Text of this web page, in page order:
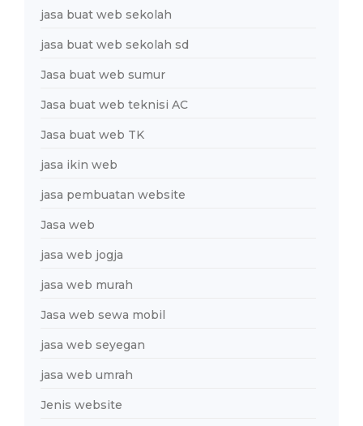
jasa buat web sekolah
jasa buat web sekolah sd
Jasa buat web sumur
Jasa buat web teknisi AC
Jasa buat web TK
jasa ikin web
jasa pembuatan website
Jasa web
jasa web jogja
jasa web murah
Jasa web sewa mobil
jasa web seyegan
jasa web umrah
Jenis website